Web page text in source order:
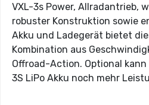
VXL-3s Power, Allradantrieb,
robuster Konstruktion sowie
Akku und Ladegerät bietet
Kombination aus
Offroad-Action. Optional
3S LiPo Akku noch mehr